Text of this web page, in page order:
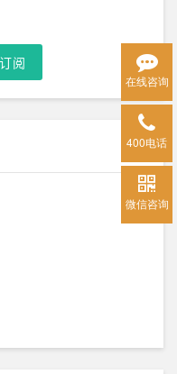
在线咨询
400电话
微信咨询